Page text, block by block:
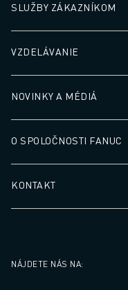
SLUŽBY ZÁKAZNÍKOM
VZDELÁVANIE
NOVINKY A MÉDIÁ
O SPOLOČNOSTI FANUC
KONTAKT
NÁJDETE NÁS NA: